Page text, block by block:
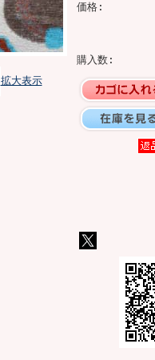
拡大表示
価格:
購入数: